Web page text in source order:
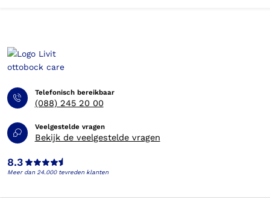
Telefonisch bereikbaar
(088) 245 20 00
Veelgestelde vragen
Bekijk de veelgestelde vragen
8.3
Meer dan 24.000 tevreden klanten